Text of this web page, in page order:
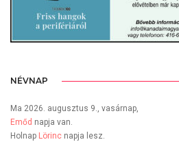
NÉVNAP
Ma 2026. augusztus 9., vasárnap,
Emőd napja van.
Holnap Lörinc napja lesz.